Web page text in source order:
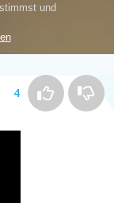
4